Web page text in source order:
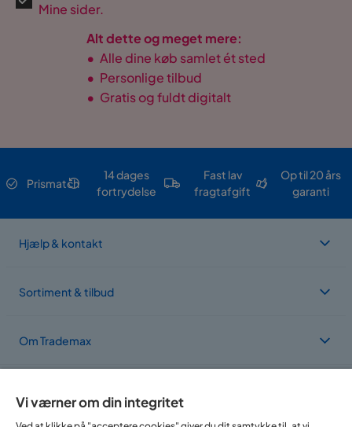
Mine sider.
Alt dette og meget mere:
• Alle dine køb samlet ét sted
• Personlige tilbud
• Gratis og fuldt digitalt
Prismatch
14 dages
fortrydelse
Fast lav
fragtafgift
Op til 20 års
garanti
Hjælp & kontakt
Sortiment & tilbud
Om Trademax
Vi findes i flere forskellige lande
Vi værner om din integritet